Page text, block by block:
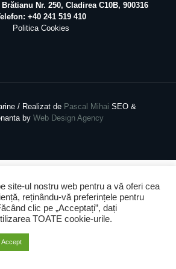
Nr. 250, Cladirea C10B, 900316
+40 241 519 410
Politica Cookies
/ Realizat de Pascal Mihai SEO &
by Web Design Agency
site-ul nostru web pentru a vă oferi cea
reținându-vă preferințele pentru
clic pe „Acceptați”, dați
TOATE cookie-urile.
Accept